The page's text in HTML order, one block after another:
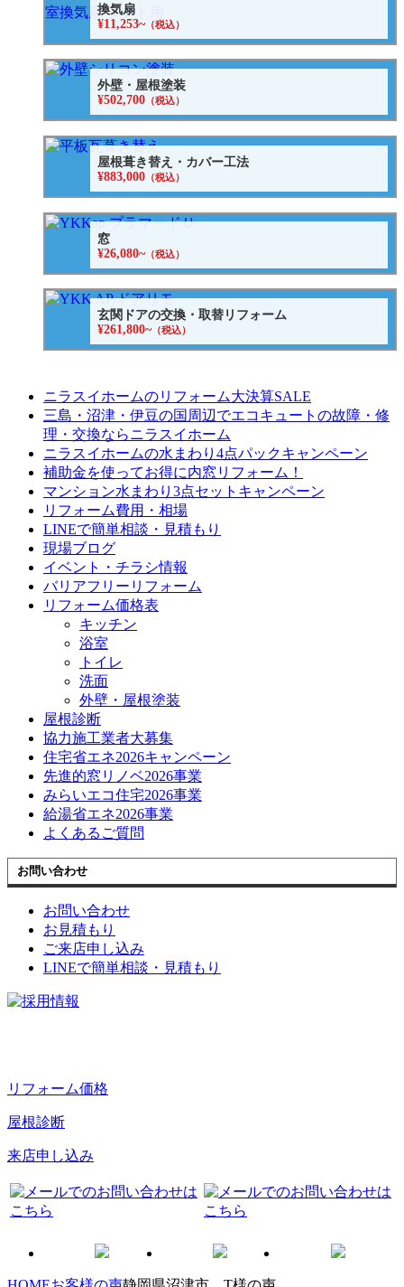
換気扇
¥11,253~（税込）
外壁・屋根塗装
¥502,700 （税込）
屋根葺き替え・カバー工法
¥883,000 （税込）
窓
¥26,080~（税込）
玄関ドアの交換・取替リフォーム
¥261,800~（税込）
ニラスイホームのリフォーム大決算SALE
三島・沼津・伊豆の国周辺でエコキュートの故障・修
理・交換ならニラスイホーム
ニラスイホームの水まわり4点パックキャンペーン
補助金を使ってお得に内窓リフォーム！
マンション水まわり3点セットキャンペーン
リフォーム費用・相場
LINEで簡単相談・見積もり
現場ブログ
イベント・チラシ情報
バリアフリーリフォーム
リフォーム価格表
キッチン
浴室
トイレ
洗面
外壁・屋根塗装
屋根診断
協力施工業者大募集
住宅省エネ2026キャンペーン
先進的窓リノベ2026事業
みらいエコ住宅2026事業
給湯省エネ2026事業
よくあるご質問
お問い合わせ
お問い合わせ
お見積もり
ご来店申し込み
LINEで簡単相談・見積もり
リフォーム価格
屋根診断
来店申し込み